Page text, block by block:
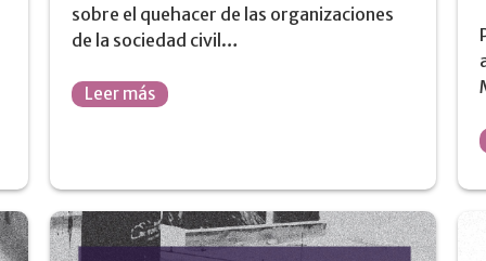
sobre el quehacer de las organizaciones
de la sociedad civil…
Leer más